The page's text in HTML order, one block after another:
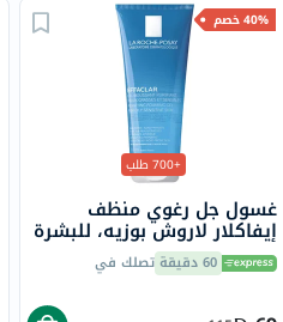
40% خصم
+700 طلب
غسول جل رغوي منظف
إيفاكلار لاروش بوزيه، للبشرة
الدهنية - 200 مل
60 دقيقة تصلك في